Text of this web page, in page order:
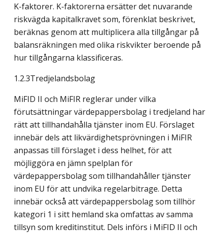
K-faktorer. K-faktorerna ersätter det nuvarande
riskvägda kapitalkravet som, förenklat beskrivet,
beräknas genom att multiplicera alla tillgångar på
balansräkningen med olika riskvikter beroende på
hur tillgångarna klassificeras.
1.2.3Tredjelandsbolag
MiFID II och MiFIR reglerar under vilka
förutsättningar värdepappersbolag i tredjeland har
rätt att tillhandahålla tjänster inom EU. Förslaget
innebär dels att likvärdighetsprövningen i MiFIR
anpassas till förslaget i dess helhet, för att
möjliggöra en jämn spelplan för
värdepappersbolag som tillhandahåller tjänster
inom EU för att undvika regelarbitrage. Detta
innebär också att värdepappersbolag som tillhör
kategori 1 i sitt hemland ska omfattas av samma
tillsyn som kreditinstitut. Dels införs i MiFID II och